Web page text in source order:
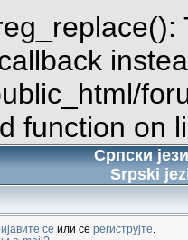
function on
Српски
Srpski
се или се региструјте